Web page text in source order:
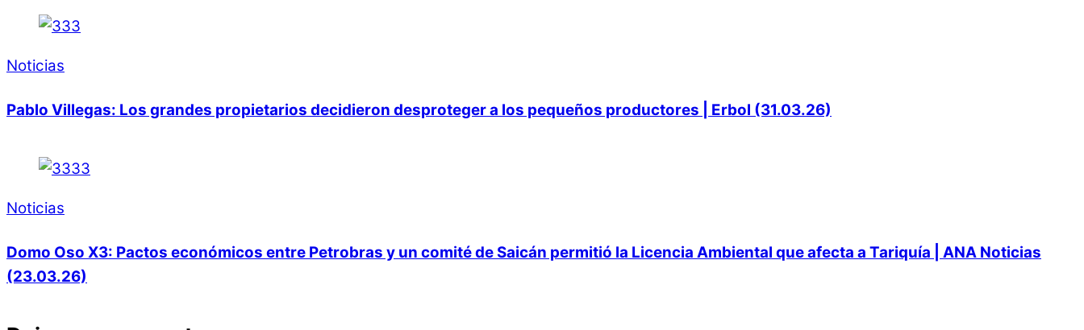
Noticias
Pablo Villegas: Los grandes propietarios decidieron desproteger a los pequeños productores | Erbol (31.03.26)
Noticias
Domo Oso X3: Pactos económicos entre Petrobras y un comité de Saicán permitió la Licencia Ambiental que afecta a Tariquía | ANA Noticias
(23.03.26)